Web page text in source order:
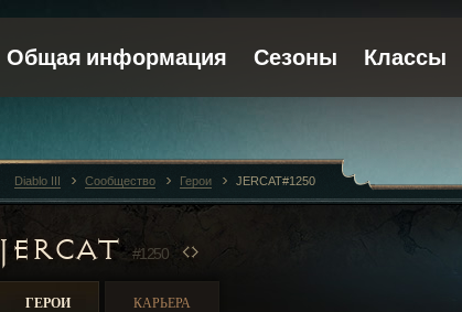
JERCAT #1250
ГЕРОИ КАРЬЕРА
Diablo III Сообщество Герои JERCAT#1250